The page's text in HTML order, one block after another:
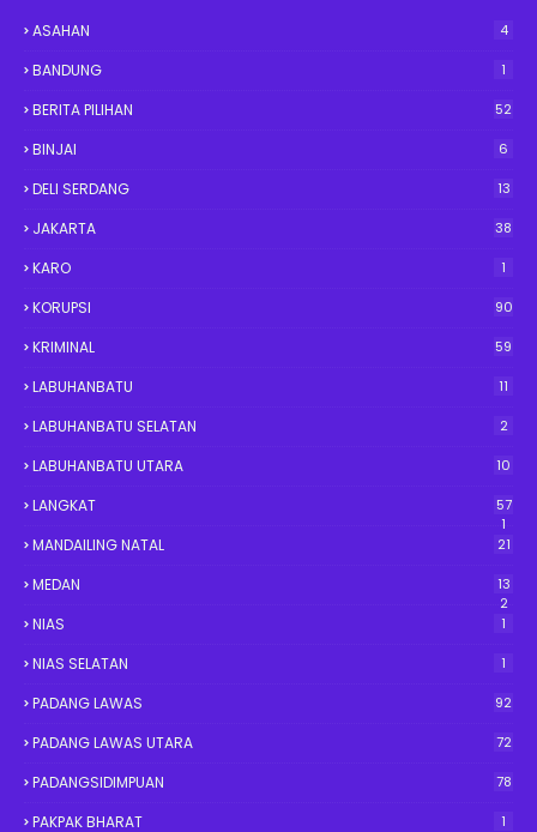
ASAHAN 4
BANDUNG 1
BERITA PILIHAN 52
BINJAI 6
DELI SERDANG 13
JAKARTA 38
KARO 1
KORUPSI 90
KRIMINAL 59
LABUHANBATU 11
LABUHANBATU SELATAN 2
LABUHANBATU UTARA 10
LANGKAT
57
1
MANDAILING NATAL 21
MEDAN
13
2
NIAS 1
NIAS SELATAN 1
PADANG LAWAS 92
PADANG LAWAS UTARA 72
PADANGSIDIMPUAN 78
PAKPAK BHARAT 1